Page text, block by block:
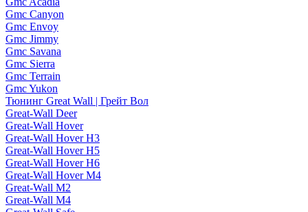
Gmc Canyon
Gmc Envoy
Gmc Jimmy
Gmc Savana
Gmc Sierra
Gmc Terrain
Gmc Yukon
Тюнинг Great Wall | Грейт Вол
Great-Wall Deer
Great-Wall Hover
Great-Wall Hover H3
Great-Wall Hover H5
Great-Wall Hover H6
Great-Wall Hover M4
Great-Wall M2
Great-Wall M4